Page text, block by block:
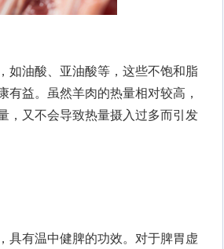
油酸、亚油酸等，这些不饱和脂
益。虽然羊肉的热量相对较高，
，又不会导致热量摄入过多而引发
有温中健脾的功效。对于脾胃虚